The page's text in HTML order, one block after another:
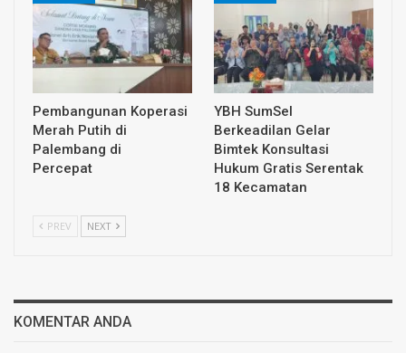
Pembangunan Koperasi
Merah Putih di
Palembang di
Percepat
YBH SumSel
Berkeadilan Gelar
Bimtek Konsultasi
Hukum Gratis Serentak
18 Kecamatan
PREV NEXT
KOMENTAR ANDA